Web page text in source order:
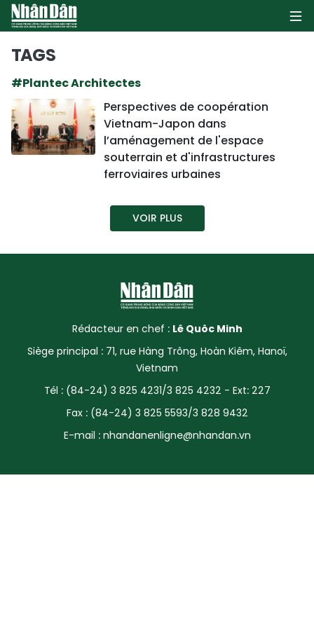
POLITIQUE
ÉCONOMIE
CULTURE
ENVIRONNEMENT
SPORT
FRANCOPHONIE
PAYS NATAL
INTERNATIONAL
TAGS
#Plantec Architectes
Perspectives de coopération
Vietnam-Japon dans
l’aménagement de l'espace
souterrain et d'infrastructures
ferroviaires urbaines
VOIR PLUS
Rédacteur en chef : Lê Quôc Minh
Siège principal : 71, rue Hàng Trông, Hoàn Kiêm, Hanoï,
Vietnam
Tél : (84-24) 3 825 4231/3 825 4232 - Ext: 227
Fax : (84-24) 3 825 5593/3 828 9432
E-mail : nhandanenligne@nhandan.vn